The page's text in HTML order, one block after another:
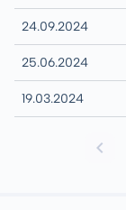
24.09.2024
25.06.2024
19.03.2024